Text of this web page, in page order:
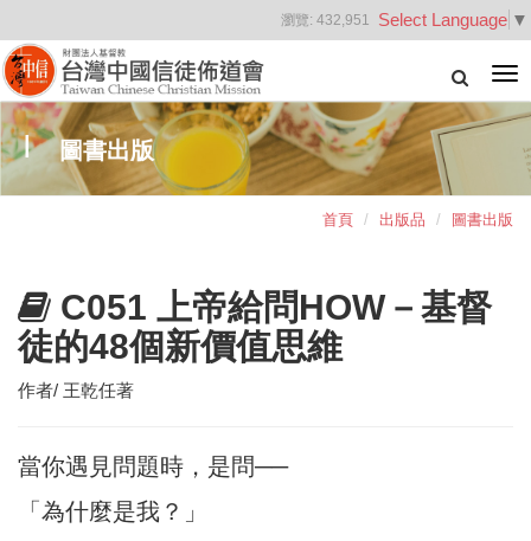
Select Language ▼
瀏覽: 432,951
圖書出版
首頁 出版品 圖書出版
C051 上帝給問HOW－基督
徒的48個新價值思維
作者/ 王乾任著
當你遇見問題時，是問──
「為什麼是我？」